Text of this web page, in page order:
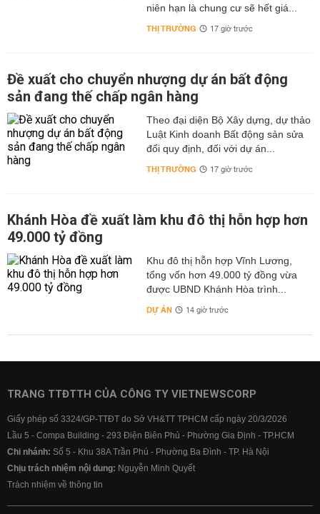
niên hạn là chung cư sẽ hết giá...
THỊ TRƯỜNG 17 giờ trước
Đề xuất cho chuyển nhượng dự án bất động
sản đang thế chấp ngân hàng
Theo đại diện Bộ Xây dựng, dự thảo
Luật Kinh doanh Bất động sản sửa
đổi quy định, đối với dự án...
THỊ TRƯỜNG 17 giờ trước
Khánh Hòa đề xuất làm khu đô thị hỗn hợp hơn
49.000 tỷ đồng
Khu đô thị hỗn hợp Vĩnh Lương,
tổng vốn hơn 49.000 tỷ đồng vừa
được UBND Khánh Hòa trình...
DỰ ÁN 14 giờ trước
TRANG TTĐTTH CỦA CÔNG TY VIETNEWSCORP
Giấy phép số 3324/GP-TTĐT do Sở VH&TT TPHCM cấp ngày 20/3/2026
Lầu 5 - Compa Building - 293 Điện Biên Phủ - Phường Gia Định - TP.HCM
Chi nhánh: Số 5 - Khu 38A Trần Phú - Phường Ba Đình - TP. Hà Nội
Chịu trách nhiệm nội dung: Nguyễn Minh Quyết
Trách nhiệm về thông tin